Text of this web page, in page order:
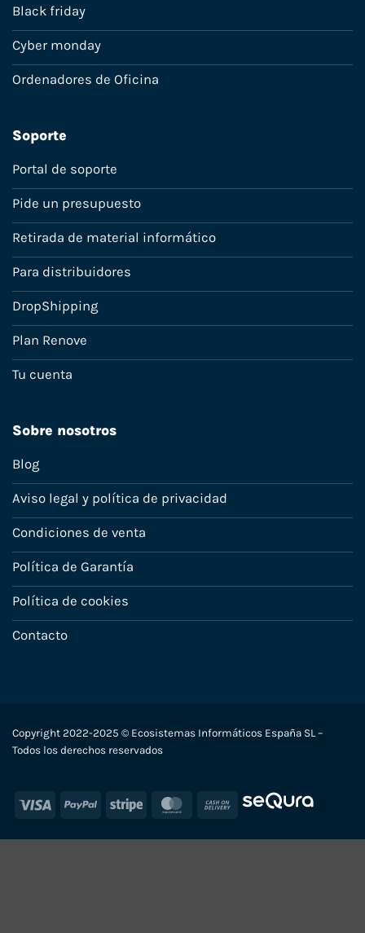
Black friday
Cyber monday
Ordenadores de Oficina
Soporte
Portal de soporte
Pide un presupuesto
Retirada de material informático
Para distribuidores
DropShipping
Plan Renove
Tu cuenta
Sobre nosotros
Blog
Aviso legal y política de privacidad
Condiciones de venta
Política de Garantía
Política de cookies
Contacto
Copyright 2022-2025 © Ecosistemas Informáticos España SL –
Todos los derechos reservados
Visa PayPal Stripe MasterCard
Cash